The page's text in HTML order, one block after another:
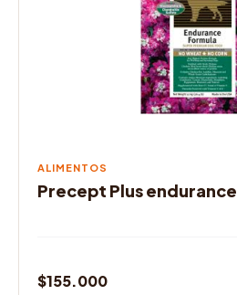
ALIMENTOS
Precept Plus endurance
$155.000